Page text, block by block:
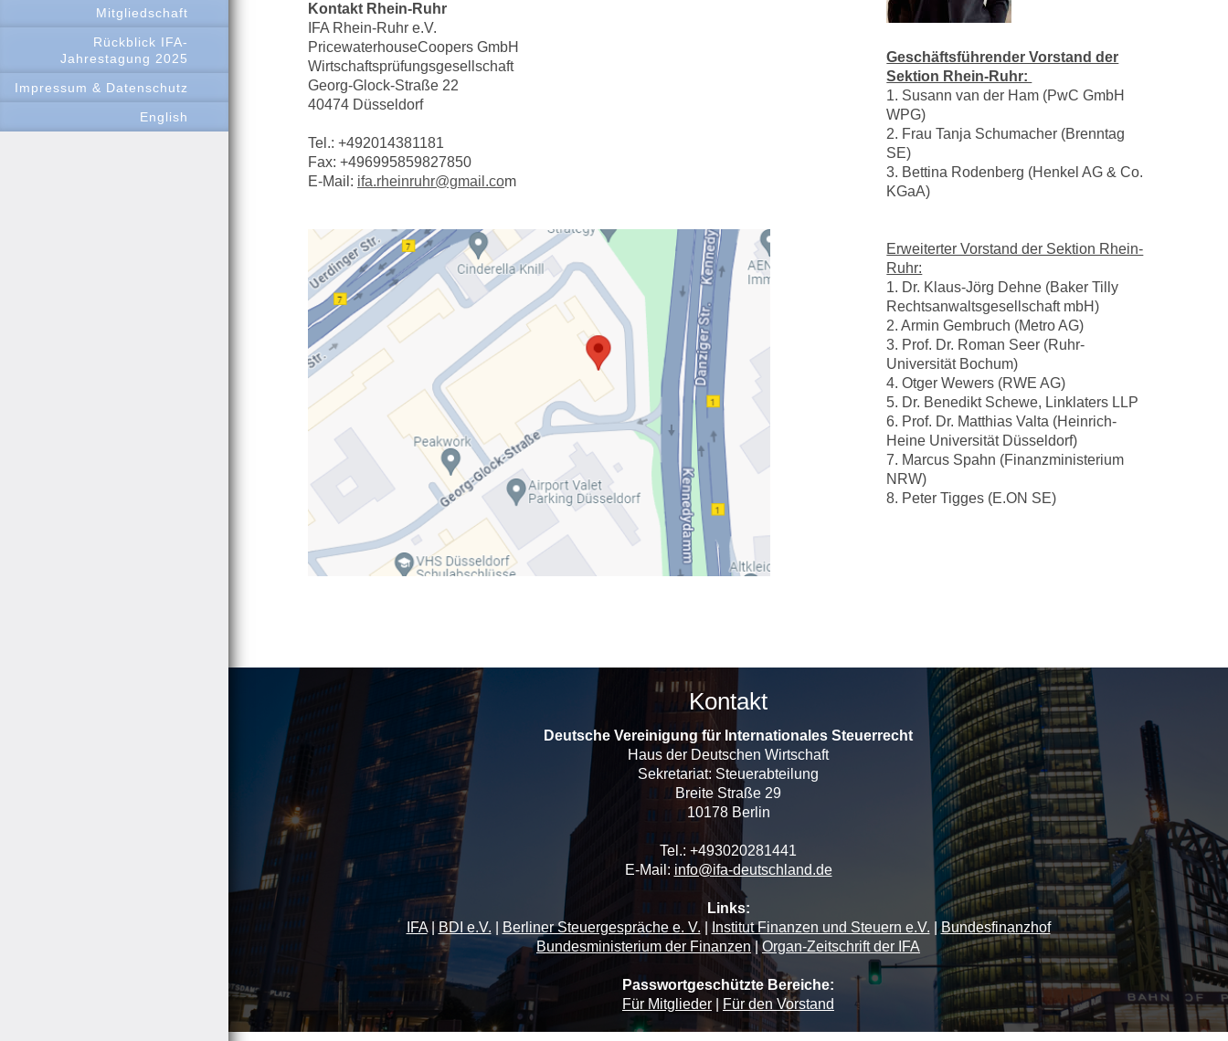
Mitgliedschaft
Rückblick IFA-
Jahrestagung 2025
Impressum & Datenschutz
English
Kontakt Rhein-Ruhr
IFA Rhein-Ruhr e.V.
PricewaterhouseCoopers GmbH
Wirtschaftsprüfungsgesellschaft
Georg-Glock-Straße 22
40474 Düsseldorf
Tel.: +492014381181
Fax: +496995859827850
E-Mail: ifa.rheinruhr@gmail.com
Geschäftsführender Vorstand der
Sektion Rhein-Ruhr:
1. Susann van der Ham (PwC GmbH
WPG)
2. Frau Tanja Schumacher (Brenntag
SE)
3. Bettina Rodenberg (Henkel AG & Co.
KGaA)
Erweiterter Vorstand der Sektion Rhein-
Ruhr:
1. Dr. Klaus-Jörg Dehne (Baker Tilly
Rechtsanwaltsgesellschaft mbH)
2. Armin Gembruch (Metro AG)
3. Prof. Dr. Roman Seer (Ruhr-
Universität Bochum)
4. Otger Wewers (RWE AG)
5. Dr. Benedikt Schewe, Linklaters LLP
6. Prof. Dr. Matthias Valta (Heinrich-
Heine Universität Düsseldorf)
7. Marcus Spahn (Finanzministerium
NRW)
8. Peter Tigges (E.ON SE)
Kontakt
Deutsche Vereinigung für Internationales Steuerrecht
Haus der Deutschen Wirtschaft
Sekretariat: Steuerabteilung
Breite Straße 29
10178 Berlin
Tel.: +493020281441
E-Mail: info@ifa-deutschland.de
Links:
IFA| BDI e.V. Berliner Steuergespräche e. V. Institut Finanzen und Steuern e.V. |Bundesfinanzhof
Bundesministerium der Finanzen |Organ-Zeitschrift der IFA
Passwortgeschützte Bereiche:
Für Mitglieder
Für den Vorstand